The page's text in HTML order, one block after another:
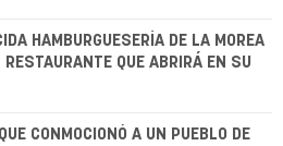
HAMBURGUESERÍA DE LA MOREA
RESTAURANTE QUE ABRIRÁ EN SU
CONMOCIONÓ A UN PUEBLO DE